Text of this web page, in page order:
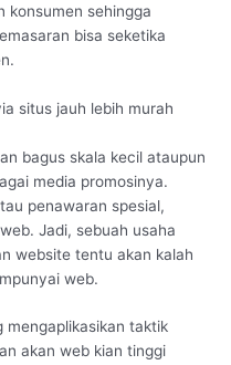
konsumen sehingga
bisa seketika
situs jauh lebih murah
bagus skala kecil ataupun
media promosinya.
penawaran spesial,
Jadi, sebuah usaha
website tentu akan kalah
web.
mengaplikasikan taktik
akan web kian tinggi